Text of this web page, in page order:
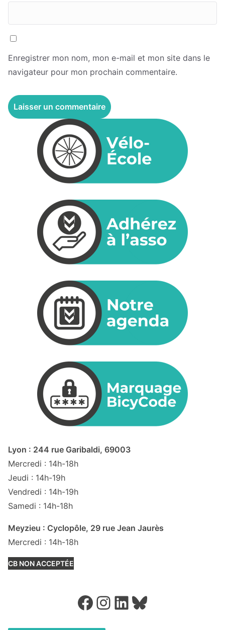
Enregistrer mon nom, mon e-mail et mon site dans le
navigateur pour mon prochain commentaire.
Lyon : 244 rue Garibaldi, 69003
Mercredi : 14h-18h
Jeudi : 14h-19h
Vendredi : 14h-19h
Samedi : 14h-18h
Meyzieu : Cyclopôle, 29 rue Jean Jaurès
Mercredi : 14h-18h
CB NON ACCEPTÉE
Facebook Instagram LinkedIn Bluesky